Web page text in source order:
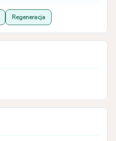
Regeneracja